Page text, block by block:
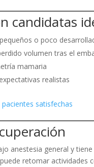
candidatas
o poco
volumen tras el
mamaria
realistas
satisfechas
anestesia general y
retomar actividades